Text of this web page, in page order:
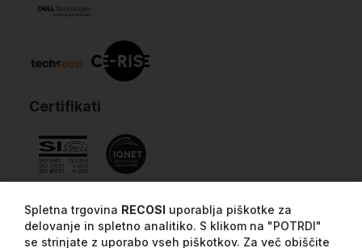
Certifikati
Spletna trgovina RECOSI uporablja piškotke za
delovanje in spletno analitiko. S klikom na "POTRDI"
se strinjate z uporabo vseh piškotkov. Za več obiščite